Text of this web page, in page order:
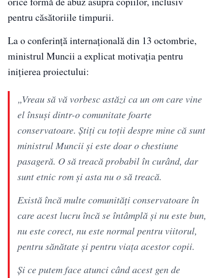
pentru căsătoriile timpurii.
La o conferință internațională din 13 octombrie,
ministrul Muncii a explicat motivația pentru
inițierea proiectului:
„Vreau să vă vorbesc astăzi ca un om care vine
el însuși dintr-o comunitate foarte
conservatoare. Ştiţi cu toţii despre mine că sunt
ministrul Muncii şi este doar o chestiune
pasageră. O să treacă probabil în curând, dar
sunt etnic rom şi asta nu o să treacă.
Există încă multe comunităţi conservatoare în
care acest lucru încă se întâmplă şi nu este bun,
nu este corect, nu este normal pentru viitorul,
pentru sănătate şi pentru viaţa acestor copii.
Şi ce putem face atunci când acest gen de